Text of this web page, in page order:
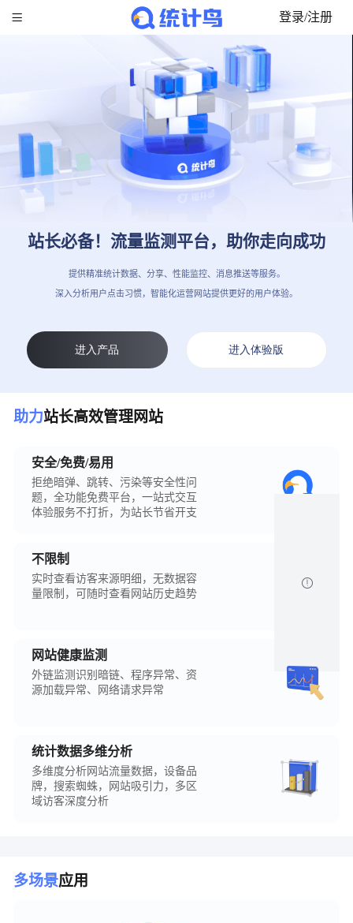
 登录/注册
站长必备！流量监测平台，助你走向成功
提供精准统计数据、分享、性能监控、消息推送等服务。
深入分析用户点击习惯，智能化运营网站提供更好的用户体验。
进入产品 进入体验版
助力站长高效管理网站
安全/免费/易用
拒绝暗弹、跳转、污染等安全性问
题，全功能免费平台，一站式交互
体验服务不打折，为站长节省开支
不限制
实时查看访客来源明细，无数据容
量限制，可随时查看网站历史趋势

网站健康监测
外链监测识别暗链、程序异常、资
源加载异常、网络请求异常
统计数据多维分析
多维度分析网站流量数据，设备品
牌，搜索蜘蛛，网站吸引力，多区
域访客深度分析
多场景应用